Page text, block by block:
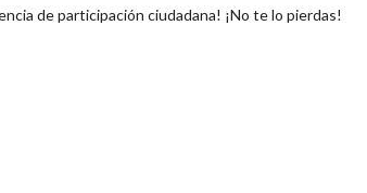
de participación ciudadana! ¡No te lo pierdas!